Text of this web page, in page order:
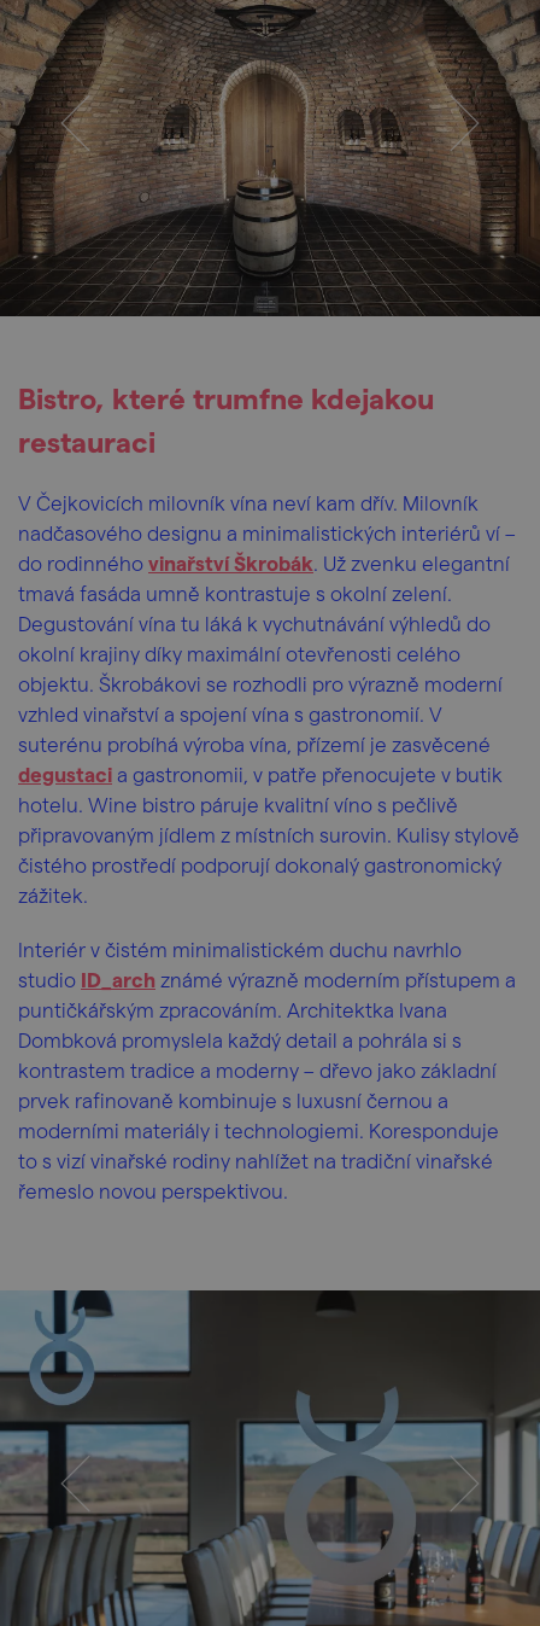
Bistro, které trumfne kdejakou
restauraci
V Čejkovicích milovník vína neví kam dřív. Milovník
nadčasového designu a minimalistických interiérů ví –
do rodinného vinařství Škrobák. Už zvenku elegantní
tmavá fasáda umně kontrastuje s okolní zelení.
Degustování vína tu láká k vychutnávání výhledů do
okolní krajiny díky maximální otevřenosti celého
objektu. Škrobákovi se rozhodli pro výrazně moderní
vzhled vinařství a spojení vína s gastronomií. V
suterénu probíhá výroba vína, přízemí je zasvěcené
degustaci a gastronomii, v patře přenocujete v butik
hotelu. Wine bistro páruje kvalitní víno s pečlivě
připravovaným jídlem z místních surovin. Kulisy stylově
čistého prostředí podporují dokonalý gastronomický
zážitek.
Interiér v čistém minimalistickém duchu navrhlo
studio ID_arch známé výrazně moderním přístupem a
puntičkářským zpracováním. Architektka Ivana
Dombková promyslela každý detail a pohrála si s
kontrastem tradice a moderny – dřevo jako základní
prvek rafinovaně kombinuje s luxusní černou a
moderními materiály i technologiemi. Koresponduje
to s vizí vinařské rodiny nahlížet na tradiční vinařské
řemeslo novou perspektivou.